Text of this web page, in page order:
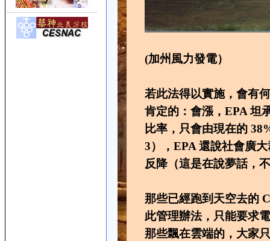
(加州風力發電）
若此法得以實施，會有
肯定的：會漲，EPA 坦
比率，只會由現在的
3），EPA 還說社會廣
反降（這是在說夢話，
那些已經跑到天空去的
此管理辦法，只能要求
那些飄在雲端的，大家